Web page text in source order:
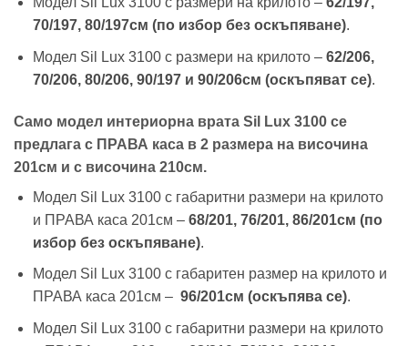
70/197, 80/197см (по избор без оскъпяване).
Модел Sil Lux 3100 с размери на крилото – 62/206,
70/206, 80/206, 90/197 и 90/206см (оскъпяват се).
Само модел интериорна врата Sil Lux 3100 се
предлага с ПРАВА каса в 2 размера на височина
201см и с височина 210см.
Модел Sil Lux 3100 с габаритни размери на крилото
и ПРАВА каса 201см – 68/201, 76/201, 86/201см (по
избор без оскъпяване).
Модел Sil Lux 3100 с габаритен размер на крилото и
ПРАВА каса 201см – 96/201см (оскъпява се).
Модел Sil Lux 3100 с габаритни размери на крилото